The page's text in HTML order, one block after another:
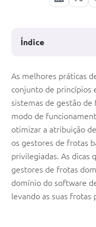
Gestão
de
frotas:
Dicas
de
boas
práticas
As melhores práticas
conjunto de princípios
sistemas de gestão
modo de
otimizar a atribuição
os gestores de frotas
privilegiadas. As dicas
gestores de frotas
domínio do software
levando as suas frotas
Índice